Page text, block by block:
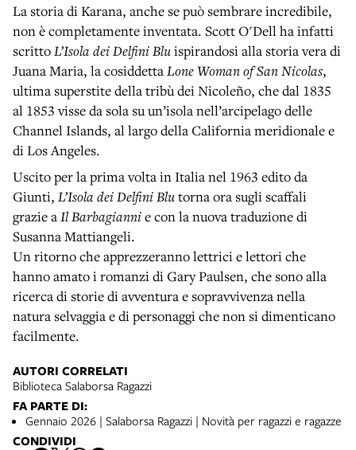
La storia di Karana, anche se può sembrare incredibile,
non è completamente inventata. Scott O'Dell ha infatti
scrittoL’Isola dei Delfini Bluispirandosi alla storia vera di
Juana Maria, la cosiddettaLone Woman of San Nicolas,
ultima superstite della tribù dei Nicoleño, che dal 1835
al 1853 visse da sola su un’isola nell’arcipelago delle
Channel Islands, al largo della California meridionale e
di Los Angeles.
Uscito per la prima volta in Italia nel 1963 edito da
Giunti, L’Isola dei Delfini Blutorna ora sugli scaffali
grazie aIl Barbagiannie con la nuova traduzione di
Susanna Mattiangeli.
Un ritorno che apprezzeranno lettrici e lettori che
hanno amato i romanzi di Gary Paulsen, che sono alla
ricerca di storie di avventura e sopravvivenza nella
natura selvaggia e di personaggi che non si dimenticano
facilmente.
AUTORI CORRELATI
Biblioteca Salaborsa Ragazzi
FA PARTE DI:
Gennaio 2026 | Salaborsa Ragazzi | Novità per ragazzi e ragazze
CONDIVIDI